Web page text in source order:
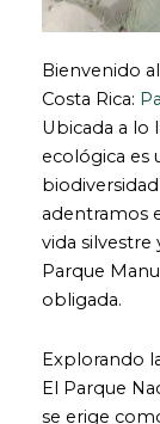
Bienvenido
Costa Rica:
Ubicada a lo
ecológica es
adentramos
vida
Parque
obligada.
Explorando
El Parque
se erige